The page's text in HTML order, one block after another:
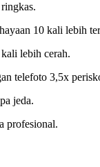
10 kali lebih
lebih cerah.
telefoto 3,5x
jeda.
profesional.